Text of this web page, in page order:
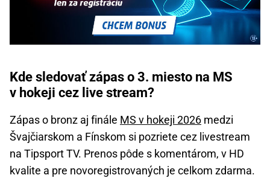
Kde sledovať zápas o 3. miesto na MS
v hokeji cez live stream?
Zápas o bronz aj finále MS v hokeji 2026 medzi
Švajčiarskom a Fínskom si pozriete cez livestream
na Tipsport TV. Prenos pôde s komentárom, v HD
kvalite a pre novoregistrovaných je celkom zdarma.